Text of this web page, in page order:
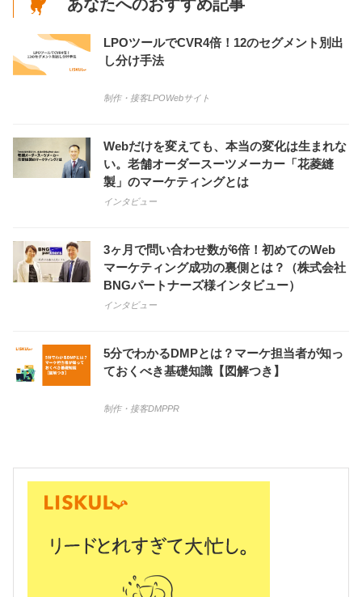
あなたへのおすすめ記事
LPOツールでCVR4倍！12のセグメント別出
し分け手法
制作・接客LPOWebサイト
Webだけを変えても、本当の変化は生まれな
い。老舗オーダースーツメーカー「花菱縫
製」のマーケティングとは
インタビュー
3ヶ月で問い合わせ数が6倍！初めてのWeb
マーケティング成功の裏側とは？（株式会社
BNGパートナーズ様インタビュー）
インタビュー
5分でわかるDMPとは？マーケ担当者が知っ
ておくべき基礎知識【図解つき】
制作・接客DMPPR